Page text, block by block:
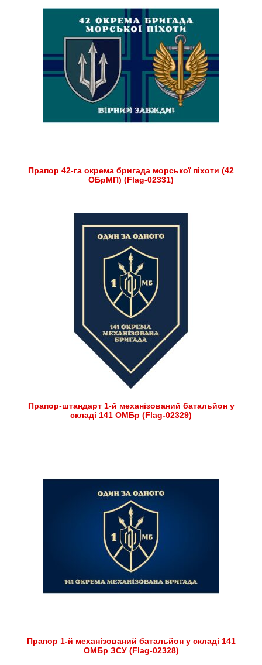
Прапор 42-га окрема бригада морської піхоти (42
ОБрМП) (Flag-02331)
Прапор-штандарт 1-й механізований батальйон у
складі 141 ОМБр (Flag-02329)
Прапор 1-й механізований батальйон у складі 141
ОМБр ЗСУ (Flag-02328)